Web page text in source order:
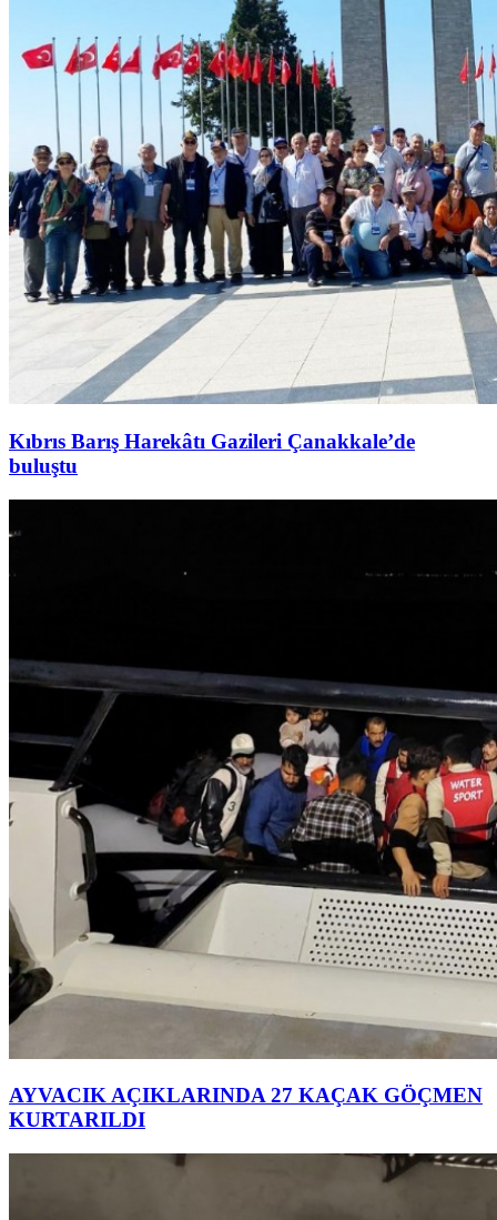
Kıbrıs Barış Harekâtı Gazileri Çanakkale’de
buluştu
AYVACIK AÇIKLARINDA 27 KAÇAK GÖÇMEN
KURTARILDI